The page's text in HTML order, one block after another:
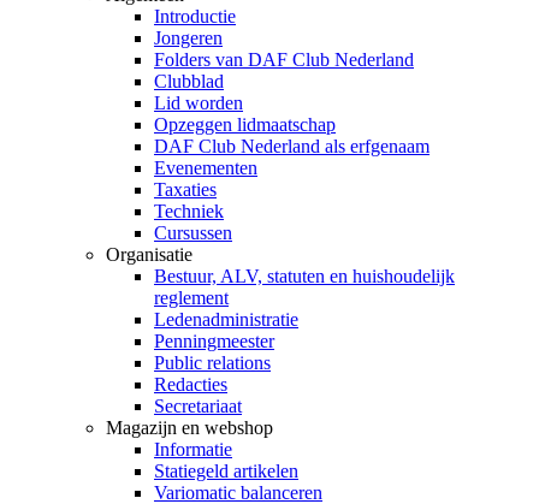
Introductie
Jongeren
Folders van DAF Club Nederland
Clubblad
Lid worden
Opzeggen lidmaatschap
DAF Club Nederland als erfgenaam
Evenementen
Taxaties
Techniek
Cursussen
Organisatie
Bestuur, ALV, statuten en huishoudelijk
reglement
Ledenadministratie
Penningmeester
Public relations
Redacties
Secretariaat
Magazijn en webshop
Informatie
Statiegeld artikelen
Variomatic balanceren